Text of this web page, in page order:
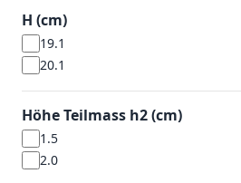
H (cm)
19.1
20.1
Höhe Teilmass h2 (cm)
1.5
2.0